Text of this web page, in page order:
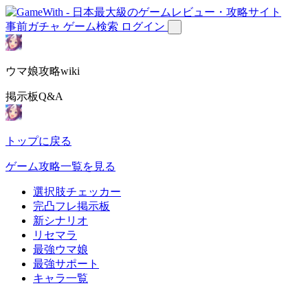
事前ガチャ ゲーム検索 ログイン
ウマ娘攻略wiki
掲示板Q&A
トップに戻る
ゲーム攻略一覧を見る
選択肢チェッカー
完凸フレ掲示板
新シナリオ
リセマラ
最強ウマ娘
最強サポート
キャラ一覧